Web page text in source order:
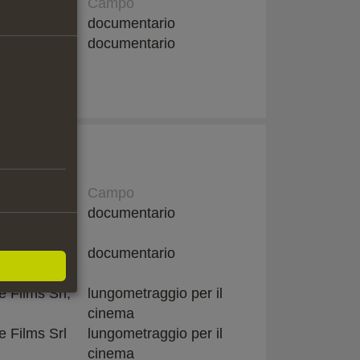
documentario
documentario
Campo
Films (IT)
documentario
Films (IT)
documentario
Films Srl,
lungometraggio per il
cinema
Films Srl
lungometraggio per il
cinema